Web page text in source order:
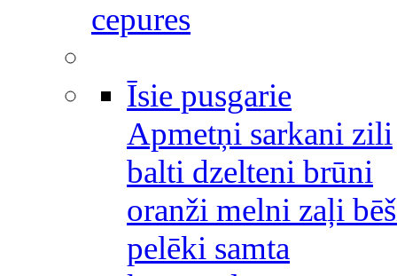
cepures
Īsie pusgarie
Apmetņi sarkani zili
balti dzelteni brūni
oranži melni zaļi
pelēki samta